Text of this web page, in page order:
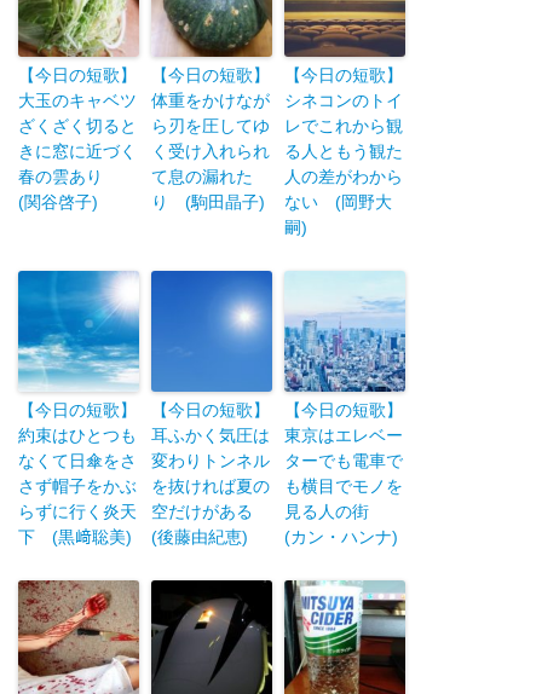
【今日の短歌】
大玉のキャベツ
ざくざく切ると
きに窓に近づく
春の雲あり
(関谷啓子)
【今日の短歌】
体重をかけなが
ら刃を圧してゆ
く受け入れられ
て息の漏れた
り (駒田晶子)
【今日の短歌】
シネコンのトイ
レでこれから観
る人ともう観た
人の差がわから
ない (岡野大
嗣)
【今日の短歌】
約束はひとつも
なくて日傘をさ
さず帽子をかぶ
らずに行く炎天
下 (黒﨑聡美)
【今日の短歌】
耳ふかく気圧は
変わりトンネル
を抜ければ夏の
空だけがある
(後藤由紀恵)
【今日の短歌】
東京はエレベー
ターでも電車で
も横目でモノを
見る人の街
(カン・ハンナ)